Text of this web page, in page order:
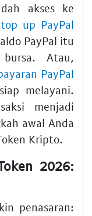
akses ke
up PayPal
PayPal itu
Atau,
PayPal
melayani.
menjadi
awal Anda
Kripto.
2026:
penasaran: